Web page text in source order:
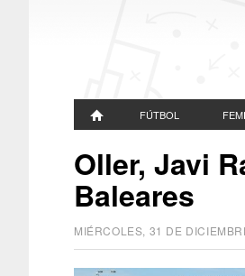
FÚTBOL
Oller, Javi
Baleares
MIÉRCOLES, 31 DE